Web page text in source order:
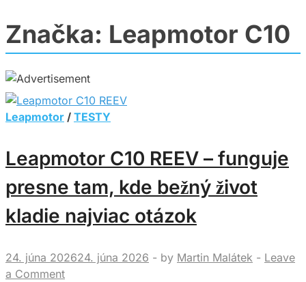
Značka: Leapmotor C10
Leapmotor / TESTY
Leapmotor C10 REEV – funguje
presne tam, kde bežný život
kladie najviac otázok
24. júna 202624. júna 2026 - by Martin Malátek - Leave
a Comment